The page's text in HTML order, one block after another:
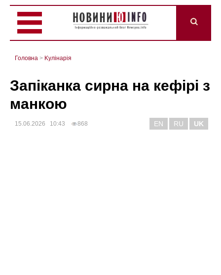
Головна > Kулінарія
Запіканка сирна на кефірі з
манкою
15.06.2026 10:43 868 EN RU UK